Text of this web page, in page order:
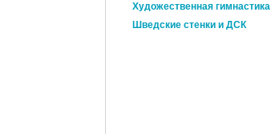
Художественная гимнастика
Шведские стенки и ДСК